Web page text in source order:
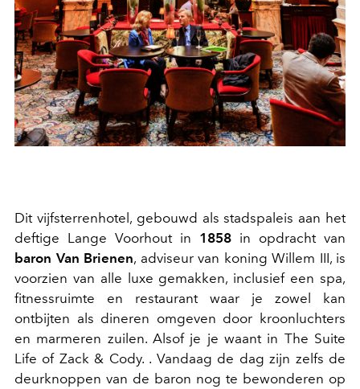
Dit vijfsterrenhotel, gebouwd als stadspaleis aan het
deftige Lange Voorhout in 1858 in opdracht van
baron Van Brienen, adviseur van koning Willem III, is
voorzien van alle luxe gemakken, inclusief een spa,
fitnessruimte en restaurant waar je zowel kan
ontbijten als dineren omgeven door kroonluchters
en marmeren zuilen. Alsof je je waant in The Suite
Life of Zack & Cody. . Vandaag de dag zijn zelfs de
deurknoppen van de baron nog te bewonderen op